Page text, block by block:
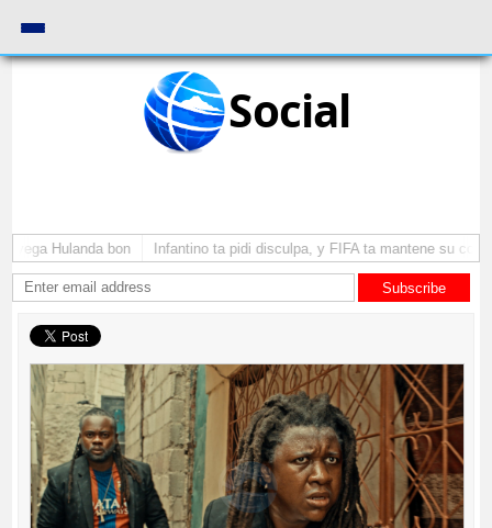
Social
Hulanda bon Infantino ta pidi disculpa, y FIFA ta mantene su como
Subscribe